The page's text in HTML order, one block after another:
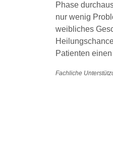
Phase
nur wenig
weibliches
Patienten
Fachliche